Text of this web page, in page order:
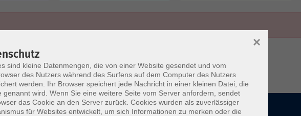
sind kleine Datenmengen, die von einer Website gesendet und vom
des Nutzers während des Surfens auf dem Computer des Nutzers
werden. Ihr Browser speichert jede Nachricht in einer kleinen Datei, die
genannt wird. Wenn Sie eine weitere Seite vom Server anfordern, sendet
das Cookie an den Server zurück. Cookies wurden als zuverlässiger
für Websites entwickelt, um sich Informationen zu merken oder die
×